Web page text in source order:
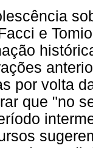
e
por volta
que "no